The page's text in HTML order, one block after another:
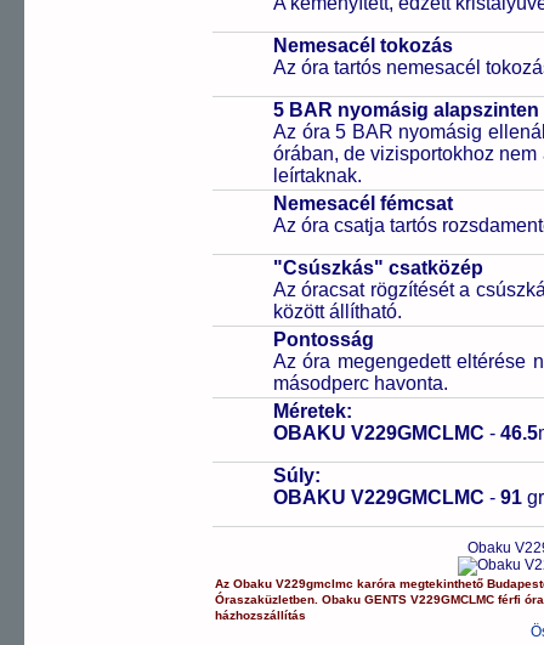
Nemesacél tokozás
Az óra tartós nemesacél
5 BAR nyomásig alapszinten
Az óra 5 BAR nyomásig
órában, de vizisportokhoz
leírtaknak.
Nemesacél fémcsat
Az óra csatja tartós
"Csúszkás" csatközép
Az óracsat rögzítését a
között állítható.
Pontosság
Az óra megengedett eltérése
másodperc havonta.
Méretek:
OBAKU V229GMCLMC - 46.5
Súly:
OBAKU V229GMCLMC - 91
Obaku
AzObaku V229gmclmc karóra megtekinthető
Óraszaküzletben.Obaku GENTS V229GMCLMC férfi óra
házhozszállítás